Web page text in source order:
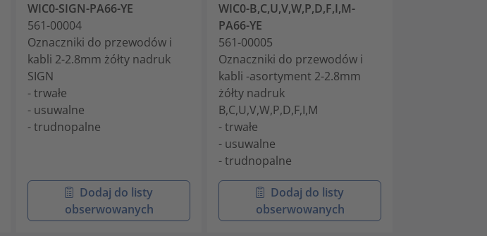
WIC0-SIGN-PA66-YE
561-00004
Oznaczniki do przewodów i
kabli 2-2.8mm żółty nadruk
SIGN
- trwałe
- usuwalne
- trudnopalne
Dodaj do listy
obserwowanych
WIC0-B,C,U,V,W,P,D,F,I,M-
PA66-YE
561-00005
Oznaczniki do przewodów i
kabli -asortyment 2-2.8mm
żółty nadruk
B,C,U,V,W,P,D,F,I,M
- trwałe
- usuwalne
- trudnopalne
Dodaj do listy
obserwowanych